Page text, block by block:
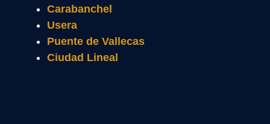
Carabanchel
Usera
Puente de Vallecas
Ciudad Lineal